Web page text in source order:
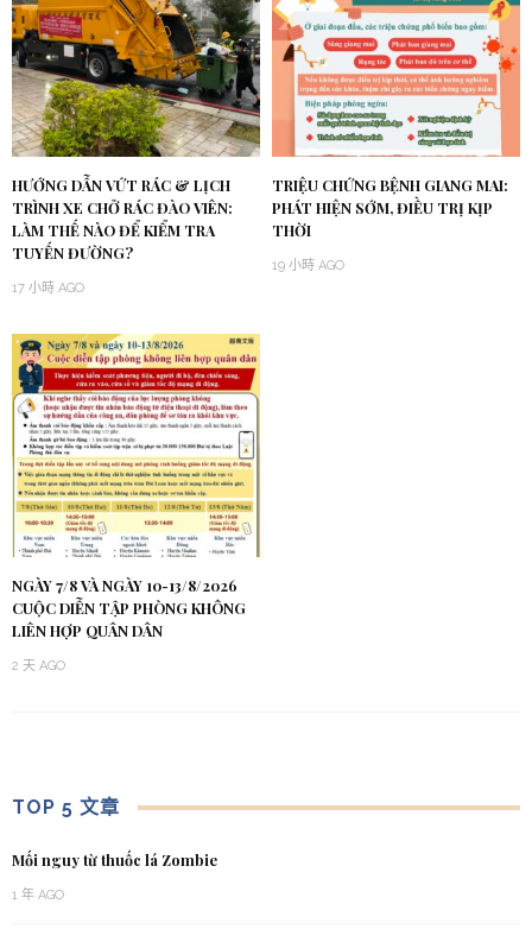
HƯỚNG DẪN VỨT RÁC & LỊCH
TRÌNH XE CHỞ RÁC ĐÀO VIÊN:
LÀM THẾ NÀO ĐỂ KIỂM TRA
TUYẾN ĐƯỜNG?
17 小時 AGO
TRIỆU CHỨNG BỆNH GIANG MAI:
PHÁT HIỆN SỚM, ĐIỀU TRỊ KỊP
THỜI
19 小時 AGO
NGÀY 7/8 VÀ NGÀY 10-13/8/2026
CUỘC DIỄN TẬP PHÒNG KHÔNG
LIÊN HỢP QUÂN DÂN
2 天 AGO
TOP 5 文章
Mối nguy từ thuốc lá Zombie
1 年 AGO